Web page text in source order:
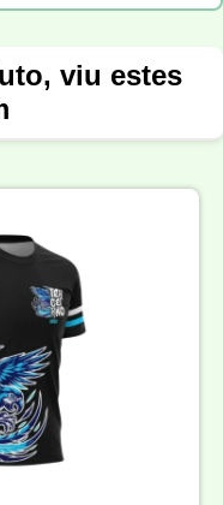
viu estes